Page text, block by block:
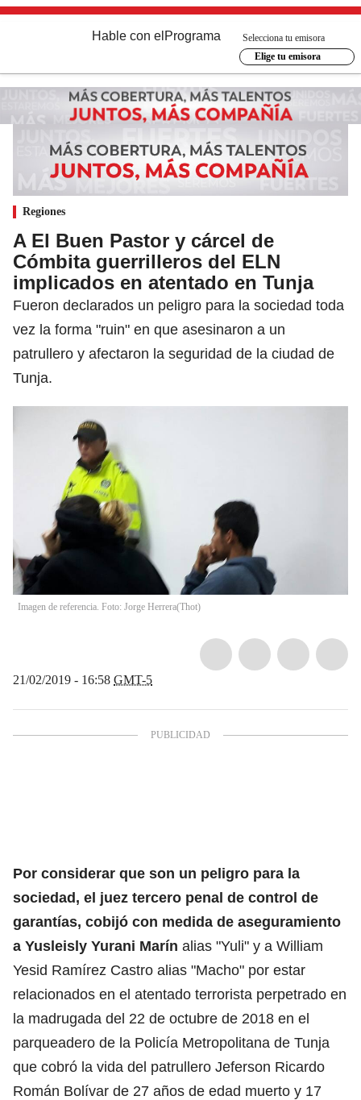
Hable con el Programa
Selecciona tu emisora
Elige tu emisora
Regiones
A El Buen Pastor y cárcel de
Cómbita guerrilleros del ELN
implicados en atentado en Tunja
Fueron declarados un peligro para la sociedad toda
vez la forma "ruin" en que asesinaron a un
patrullero y afectaron la seguridad de la ciudad de
Tunja.
Imagen de referencia. Foto: Jorge Herrera(Thot)
21/02/2019 - 16:58 GMT-5
Por considerar que son un peligro para la
sociedad, el juez tercero penal de control de
garantías, cobijó con medida de aseguramiento
a Yusleisly Yurani Marín alias "Yuli" y a William
Yesid Ramírez Castro alias "Macho" por estar
relacionados en el atentado terrorista perpetrado en
la madrugada del 22 de octubre de 2018 en el
parqueadero de la Policía Metropolitana de Tunja
que cobró la vida del patrullero Jeferson Ricardo
Román Bolívar de 27 años de edad muerto y 17